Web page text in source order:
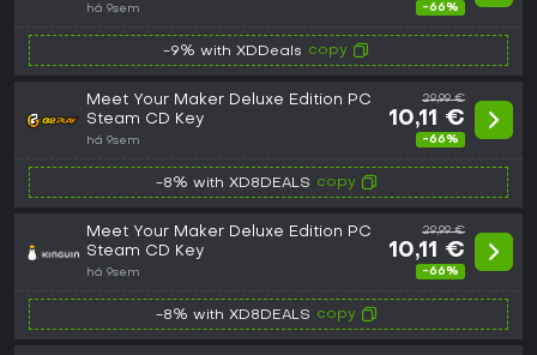
há 9sem -66%
-9% with XDDeals copy
Meet Your Maker Deluxe Edition PC
Steam CD Key
há 9sem
29,99 €
10,11 €
-66%
-8% with XD8DEALS copy
Meet Your Maker Deluxe Edition PC
Steam CD Key
há 9sem
29,99 €
10,11 €
-66%
-8% with XD8DEALS copy